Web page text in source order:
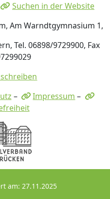
Suchen in der Website
Am Warndtgymnasium 1,
Tel. 06898/9729900, Fax
– Impressum –
am: 27.11.2025